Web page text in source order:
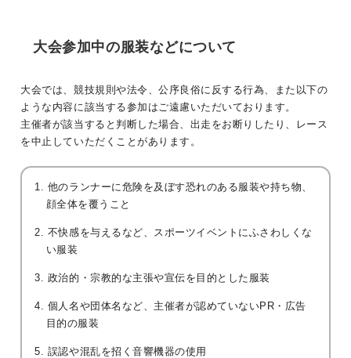
大会参加中の服装などについて
大会では、競技規則や法令、公序良俗に反する行為、また以下の
ような内容に該当する参加はご遠慮いただいております。
主催者が該当すると判断した場合、出走をお断りしたり、レース
を中止していただくことがあります。
1. 他のランナーに危険を及ぼす恐れのある服装や持ち物、
顔全体を覆うこと
2. 不快感を与えるなど、スポーツイベントにふさわしくな
い服装
3. 政治的・宗教的な主張や宣伝を目的とした服装
4. 個人名や団体名など、主催者が認めていないPR・広告
目的の服装
5. 誤認や混乱を招く音響機器の使用